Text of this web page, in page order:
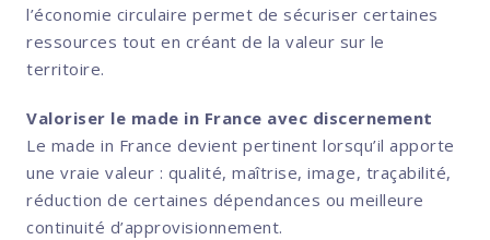
l’économie circulaire permet de sécuriser certaines
ressources tout en créant de la valeur sur le
territoire.
Valoriser le made in France avec discernement
Le made in France devient pertinent lorsqu’il apporte
une vraie valeur : qualité, maîtrise, image, traçabilité,
réduction de certaines dépendances ou meilleure
continuité d’approvisionnement.